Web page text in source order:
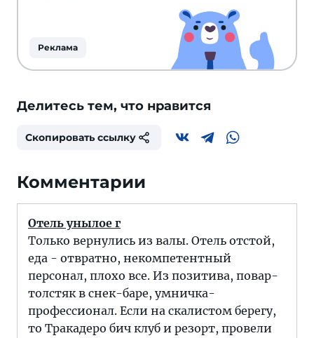
Реклама
Делитесь тем, что нравится
Скопировать ссылку
Комментарии
Отель унылое г
Только вернулись из валы. Отель отстой,
еда - отвратно, некомпетентный
персонал, плохо все. Из позитива, повар-
толстяк в снек-баре, умничка-
профессионал. Если на скалистом берегу,
то Тракадеро бич клуб и резорт, провели